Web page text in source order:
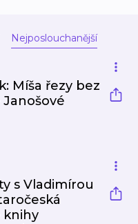
Nejposlouchanější
Míša řezy bez
s Vladimírou
knihy